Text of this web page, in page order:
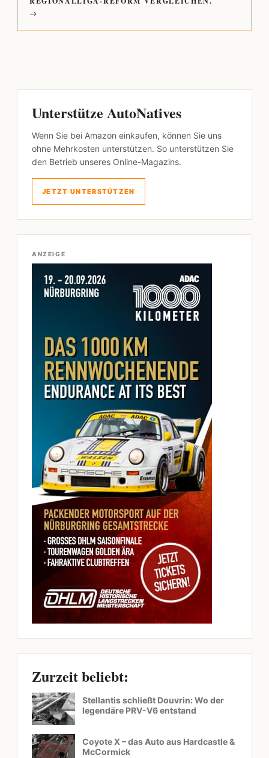
→
Unterstütze AutoNatives
Wenn Sie bei Amazon einkaufen, können Sie uns
ohne Mehrkosten unterstützen. So unterstützen Sie
den Betrieb unseres Online-Magazins.
JETZT UNTERSTÜTZEN
ANZEIGE
Zurzeit beliebt:
Stellantis schließt Douvrin: Wo der
legendäre PRV-V6 entstand
Coyote X – das Auto aus Hardcastle &
McCormick